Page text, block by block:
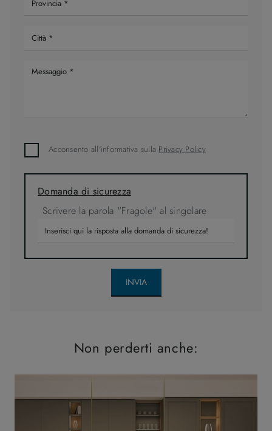
Acconsento all'informativa sulla Privacy Policy
Domanda di sicurezza
Scrivere la parola "Fragole" al singolare
INVIA
Non perderti anche: